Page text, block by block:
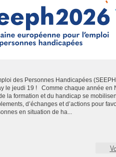
des Personnes Handicapées
le jeudi 19 ! Comme chaque année en
la formation et du handicap se
d’échanges et d’actions pour
en situation de ha...